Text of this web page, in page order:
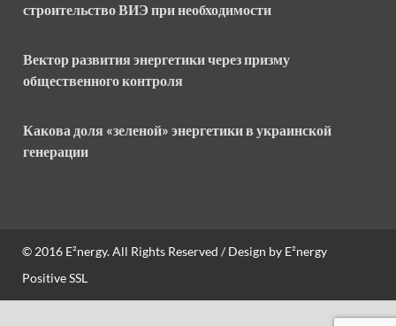
строительство ВИЭ при необходимости
Вектор развития энергетики через призму
общественного контроля
Какова доля «зеленой» энергетики в украинской
генерации
© 2016 E²nergy. All Rights Reserved / Design by E²nergy
Positive SSL